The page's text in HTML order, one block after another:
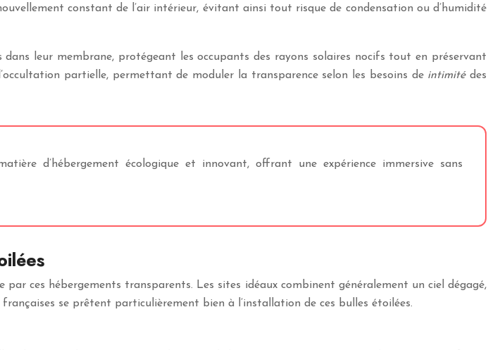
constant de l’air intérieur, évitant ainsi tout risque de condensation ou d’humidité
dans leur membrane, protégeant les occupants des rayons solaires nocifs tout en préservant
partielle, permettant de moduler la transparence selon les besoins de intimitédes
d’hébergement écologique et innovant, offrant une expérience immersive sans
ces hébergements transparents. Les sites idéaux combinent généralement un ciel dégagé,
se prêtent particulièrement bien à l’installation de ces bulles étoilées.